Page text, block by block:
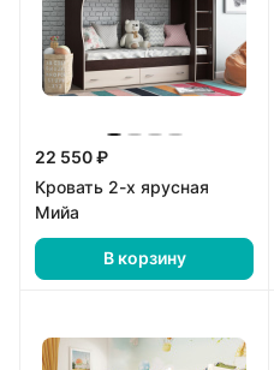
22 550 ₽
Кровать 2-х ярусная
Мийа
В корзину